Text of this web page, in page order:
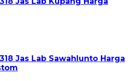
Jas Lab Sawahlunto Harga